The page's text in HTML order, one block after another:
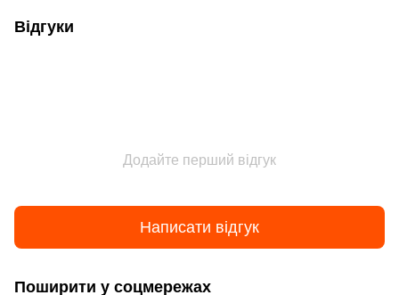
Відгуки
Додайте перший відгук
Написати відгук
Поширити у соцмережах